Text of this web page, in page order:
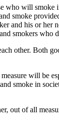
will smoke
smoke
and his or
smokers who
other. Both
will be
smoke in
out of all